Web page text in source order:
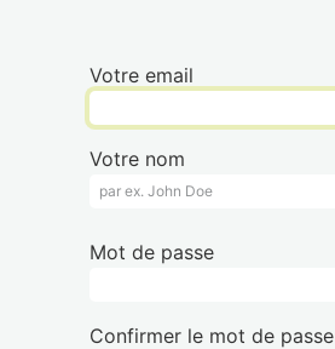
Votre email
Votre nom
Mot de passe
Confirmer le mot de passe